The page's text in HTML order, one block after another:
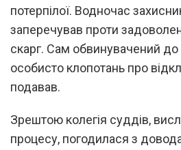
потерпілої. Водночас
заперечував проти
скарг. Сам обвинувачений до
особисто клопотань про
подавав.
Зрештою колегія суддів,
процесу, погодилася з